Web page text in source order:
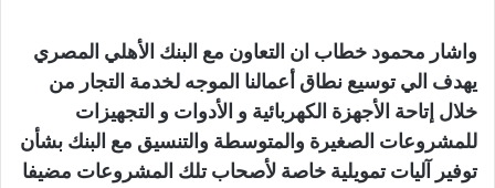
واشار محمود خطاب ان التعاون مع البنك الأهلي المصري
يهدف الي توسيع نطاق أعمالنا الموجه لخدمة التجار من
خلال إتاحة الأجهزة الكهربائية و الأدوات و التجهيزات
للمشروعات الصغيرة والمتوسطة والتنسيق مع البنك بشأن
توفير آليات تمويلية خاصة لأصحاب تلك المشروعات مضيفا